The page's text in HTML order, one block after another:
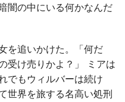
闇の中にいる何かなんだ
を追いかけた。「何だ
受け売りかよ？」 ミアは
でもウィルバーは続け
世界を旅する名高い処刑